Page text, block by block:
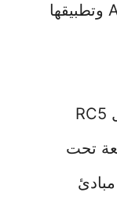
ومتحكمات AVR وتطبيقها
وفي القسم السابع بنية البروتوكول RC5
تحت